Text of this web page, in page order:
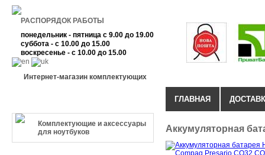
РАСПОРЯДОК РАБОТЫ
понедельник - пятница с 9.00 до 19.00
суббота - с 10.00 до 15.00
воскресенье - с 10.00 до 15.00
Интернет-магазин комплектующих
Комплектующие и аксессуары
для ноутбуков
ГЛАВНАЯ
Аккумуляторная